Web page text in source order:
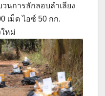
นการลักลอบลำเลียง
เม็ด ไอซ์ 50 กก.
ใหม่